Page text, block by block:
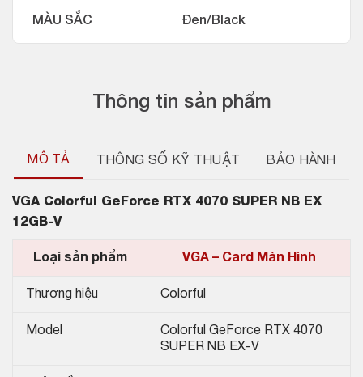
Thông tin sản phẩm
MÔ TẢ THÔNG SỐ KỸ THUẬT BẢO HÀNH
VGA Colorful GeForce RTX 4070 SUPER NB EX
12GB-V
Loại sản phẩm VGA – Card Màn Hình
Thương hiệu Colorful
Model
Colorful GeForce RTX 4070
SUPER NB EX-V
MÀU SẮC Đen/Black